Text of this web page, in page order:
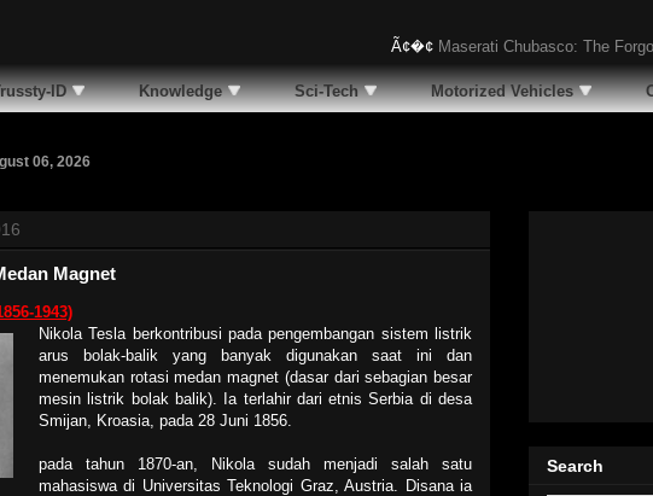
Ã¢�¢Maserati Chubasco: The
ID Knowledge Sci-Tech Motorized Vehicles
06, 2026
Magnet
1943)
Nikola Tesla berkontribusi pada pengembangan sistem listrik
arus bolak-balik yang banyak digunakan saat ini dan
menemukan rotasi medan magnet (dasar dari sebagian besar
mesin listrik bolak balik). Ia terlahir dari etnis Serbia di desa
Smijan, Kroasia, pada 28 Juni 1856.
pada tahun 1870-an, Nikola sudah menjadi salah satu
mahasiswa di Universitas Teknologi Graz, Austria. Disana ia
Search